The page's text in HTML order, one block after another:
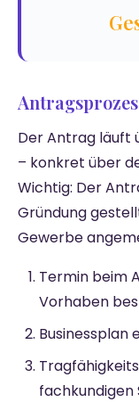
Der Antrag läuft
– konkret über
Wichtig: Der
Gründung
Gewerbe
Termin beim
Vorhaben
fachkundigen